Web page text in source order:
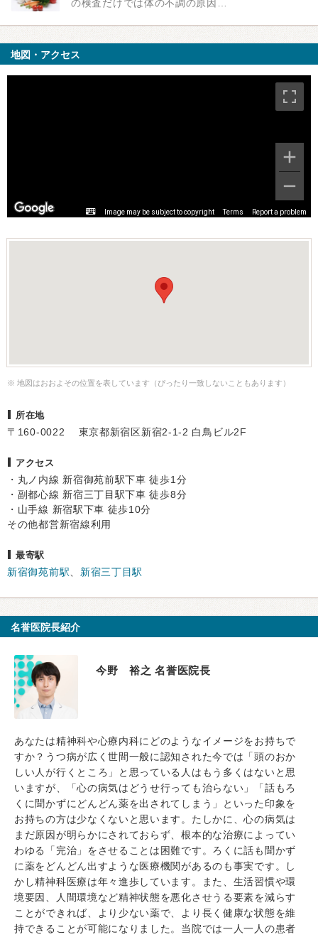
の検査だけでは体の不調の原因…
地図・アクセス
Image may be subject to copyright Terms Report a problem
※ 地図はおおよその位置を表しています（ぴったり一致しないこともあります）
所在地
〒160-0022 東京都新宿区新宿2-1-2 白鳥ビル2F
アクセス
・丸ノ内線 新宿御苑前駅下車 徒歩1分
・副都心線 新宿三丁目駅下車 徒歩8分
・山手線 新宿駅下車 徒歩10分
その他都営新宿線利用
最寄駅
新宿御苑前駅 新宿三丁目駅
名誉医院長紹介
今野 裕之 名誉医院長
あなたは精神科や心療内科にどのようなイメージをお持ちで
すか？うつ病が広く世間一般に認知された今では「頭のおか
しい人が行くところ」と思っている人はもう多くはないと思
いますが、「心の病気はどうせ行っても治らない」「話もろ
くに聞かずにどんどん薬を出されてしまう」といった印象を
お持ちの方は少なくないと思います。たしかに、心の病気は
まだ原因が明らかにされておらず、根本的な治療によってい
わゆる「完治」をさせることは困難です。ろくに話も聞かず
に薬をどんどん出すような医療機関があるのも事実です。し
かし精神科医療は年々進歩しています。また、生活習慣や環
境要因、人間環境など精神状態を悪化させうる要素を減らす
ことができれば、より少ない薬で、より長く健康な状態を維
持できることが可能になりました。当院では一人一人の患者